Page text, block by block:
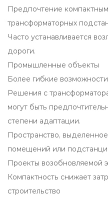
Предпочтение
трансформаторных
Часто устанавливается
дороги.
Промышленные объекты
Более гибкие
Решения с
могут быть
степени адаптации.
Пространство,
помещений или
Проекты возобновляемой
Компактность снижает
строительство